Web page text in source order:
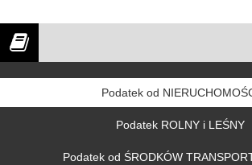
Podatek od
Podatek ROLNY i LEŚNY
Podatek od ŚRODKÓW